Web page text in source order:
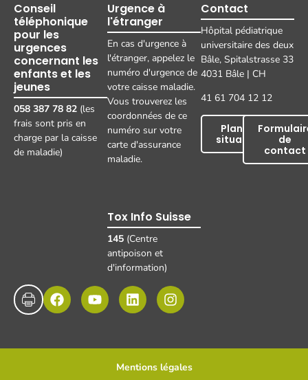
Conseil
téléphonique
pour les
urgences
concernant les
enfants et les
jeunes
058 387 78 82 (les
frais sont pris en
charge par la caisse
de maladie)
Urgence à
l'étranger
En cas d'urgence à
l'étranger, appelez le
numéro d'urgence de
votre caisse maladie.
Vous trouverez les
coordonnées de ce
numéro sur votre
carte d'assurance
maladie.
Tox Info Suisse
145 (Centre
antipoison et
d'information)
Contact
Hôpital pédiatrique
universitaire des deux
Bâle, Spitalstrasse 33
4031 Bâle | CH
41 61 704 12 12
Plan de
situation
de
contact
Mentions légales